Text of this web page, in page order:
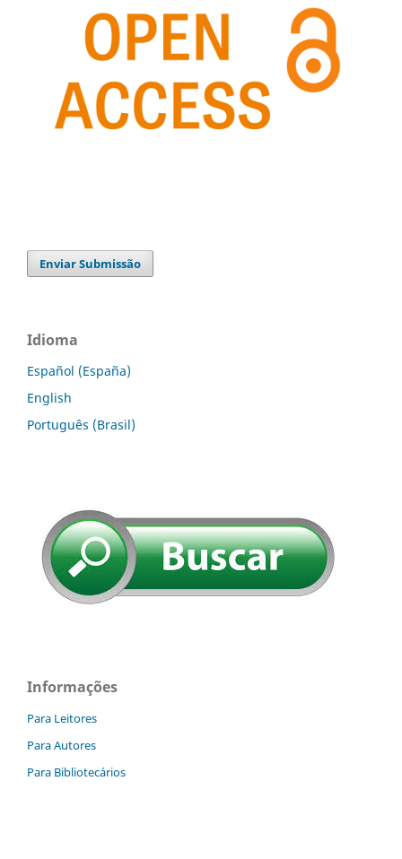
Enviar Submissão
Idioma
Español (España)
English
Português (Brasil)
Informações
Para Leitores
Para Autores
Para Bibliotecários